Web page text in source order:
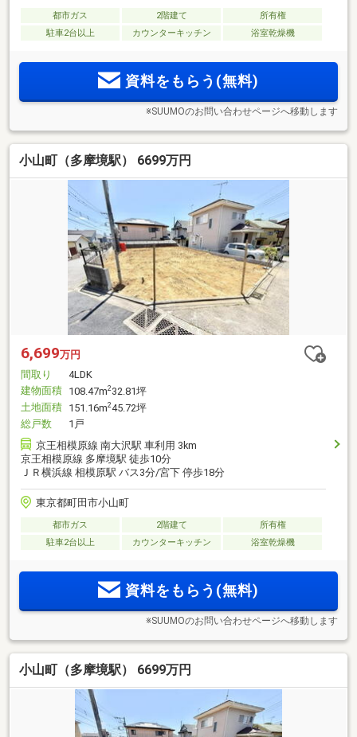
都市ガス 2階建て
所有権
駐車2台以上
カウンターキッチン 浴室乾燥機
資料をもらう(無料)
※SUUMOのお問い合わせページへ移動します
小山町（多摩境駅） 6699万円
6,699万円
間取り
4LDK
建物面積 108.47m2 32.81坪
土地面積 151.16m245.72坪
総戸数
1戸
京王相模原線 南大沢駅 車利用 3km
京王相模原線 多摩境駅 徒歩10分
ＪＲ横浜線 相模原駅 バス3分/宮下 停歩18分
東京都町田市小山町
都市ガス 2階建て
所有権
駐車2台以上
カウンターキッチン 浴室乾燥機
資料をもらう(無料)
※SUUMOのお問い合わせページへ移動します
小山町（多摩境駅） 6699万円